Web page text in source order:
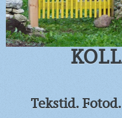
Tekstid.